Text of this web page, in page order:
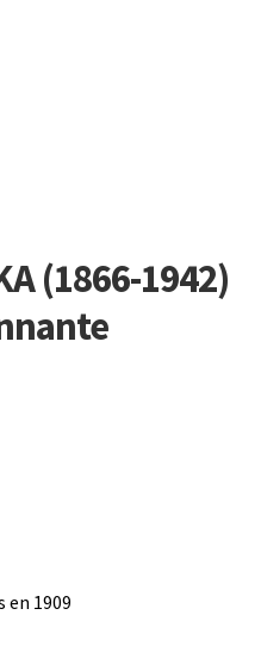
(1866-1942)
en 1909